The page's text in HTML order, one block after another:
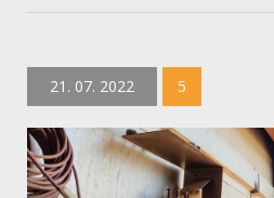
21. 07. 2022 5